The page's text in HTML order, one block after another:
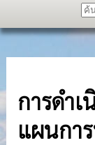
การดำ
แผนกา